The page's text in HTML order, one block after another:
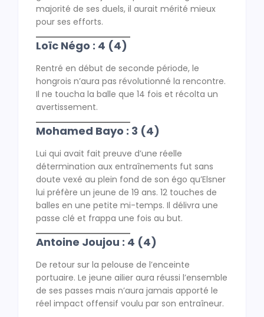
majorité de ses duels, il aurait mérité mieux
pour ses efforts.
Loïc Négo : 4 (4)
Rentré en début de seconde période, le
hongrois n’aura pas révolutionné la rencontre.
Il ne toucha la balle que 14 fois et récolta un
avertissement.
Mohamed Bayo : 3 (4)
Lui qui avait fait preuve d’une réelle
détermination aux entraînements fut sans
doute vexé au plein fond de son égo qu’Elsner
lui préfère un jeune de 19 ans. 12 touches de
balles en une petite mi-temps. Il délivra une
passe clé et frappa une fois au but.
Antoine Joujou : 4 (4)
De retour sur la pelouse de l’enceinte
portuaire. Le jeune ailier aura réussi l’ensemble
de ses passes mais n’aura jamais apporté le
réel impact offensif voulu par son entraîneur.